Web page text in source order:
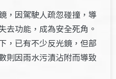
，因駕駛人疏忽碰撞，導
去功能，成為安全死角。
，已有不少反光鏡，但部
則因雨水污漬沾附而導致